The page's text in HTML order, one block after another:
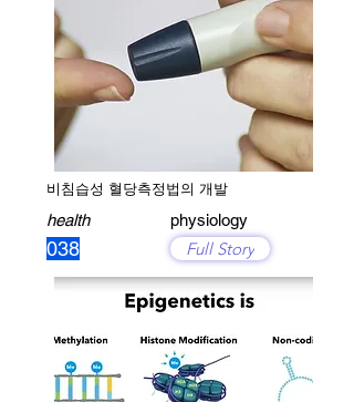
비침습성 혈당측정법의 개발
health
038
physiology
Full Story